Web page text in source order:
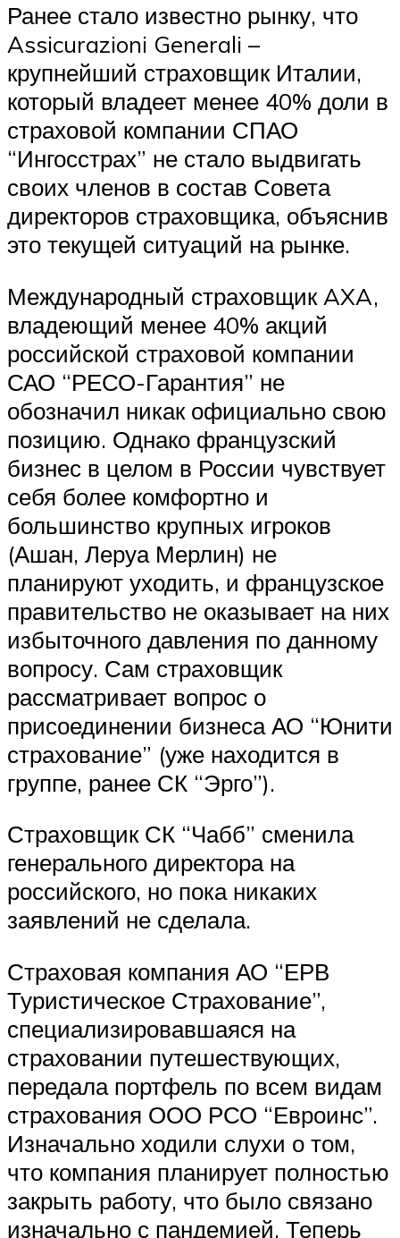
Ранее стало известно рынку, что
Assicurazioni Generali –
крупнейший страховщик Италии,
который владеет менее 40% доли в
страховой компании СПАО
“Ингосстрах” не стало выдвигать
своих членов в состав Совета
директоров страховщика, объяснив
это текущей ситуаций на рынке.
Международный страховщик AXA,
владеющий менее 40% акций
российской страховой компании
САО “РЕСО-Гарантия” не
обозначил никак официально свою
позицию. Однако французский
бизнес в целом в России чувствует
себя более комфортно и
большинство крупных игроков
(Ашан, Леруа Мерлин) не
планируют уходить, и французское
правительство не оказывает на них
избыточного давления по данному
вопросу. Сам страховщик
рассматривает вопрос о
присоединении бизнеса АО “Юнити
страхование” (уже находится в
группе, ранее СК “Эрго”).
Страховщик СК “Чабб” сменила
генерального директора на
российского, но пока никаких
заявлений не сделала.
Страховая компания АО “ЕРВ
Туристическое Страхование”,
специализировавшаяся на
страховании путешествующих,
передала портфель по всем видам
страхования ООО РСО “Евроинс”.
Изначально ходили слухи о том,
что компания планирует полностью
закрыть работу, что было связано
изначально с пандемией. Теперь